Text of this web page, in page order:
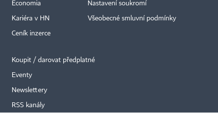
Economia
Kariéra v HN
Ceník inzerce
Nastavení soukromí
Všeobecné smluvní podmínky
Koupit / darovat předplatné
Eventy
Newslettery
RSS kanály